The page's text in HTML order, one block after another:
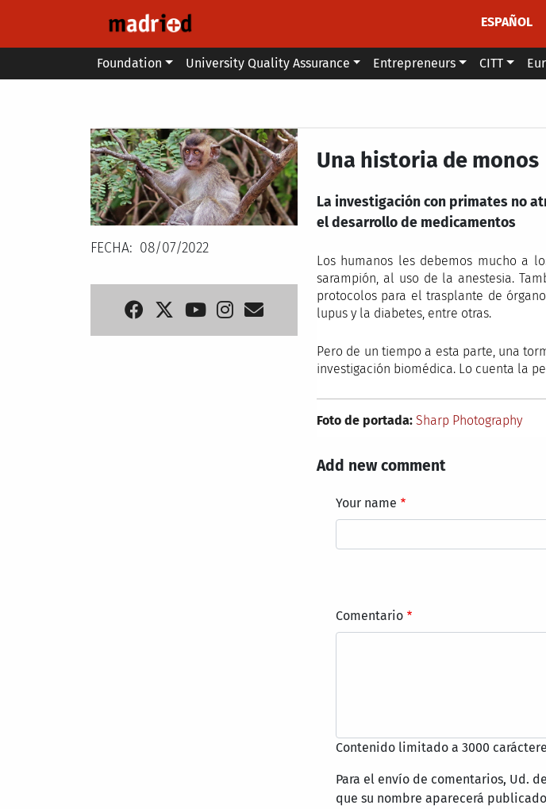
ESPAÑOL
Main menu
Foundation University Quality Assurance Entrepreneurs CITT
FECHA 08/07/2022
Una historia de monos
La investigación con primates no
el desarrollo de medicamentos
Los humanos les debemos mucho a
sarampión, al uso de la anestesia.
protocolos para el trasplante de
lupus y la diabetes, entre otras.
Pero de un tiempo a esta parte, una
investigación biomédica. Lo cuenta la
Foto de portada: Sharp Photography
Add new comment
Your name
Comentario
Contenido limitado a 3000
Para el envío de comentarios, Ud.
que su nombre aparecerá